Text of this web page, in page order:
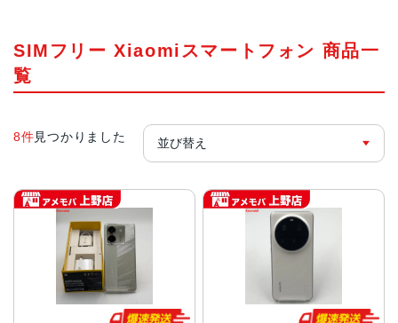
SIMフリー Xiaomiスマートフォン 商品一
覧
8件見つかりました